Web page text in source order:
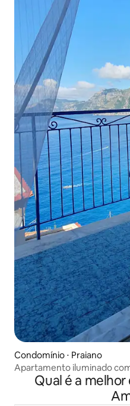
Condomínio ⋅ Praiano
Apartamento iluminado
Casa Mimì Jr
Qual é a